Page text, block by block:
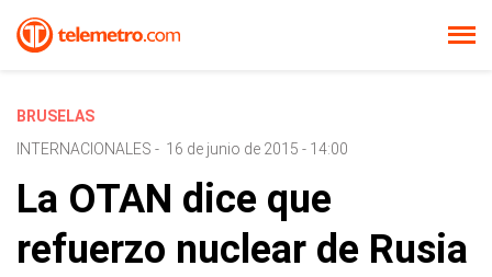
BRUSELAS
INTERNACIONALES - 16 de junio de 2015 - 14:00
La OTAN dice que
refuerzo nuclear de Rusia